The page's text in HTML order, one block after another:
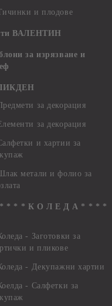
и плодове
ВАЛЕНТИН
за изрязване и
за декорация
за декорация
и хартии за
метали и фолио за
* * * К О Л Е Д А * * * *
- Заготовки за
и пликове
- Декупажни хартии
- Салфетки за